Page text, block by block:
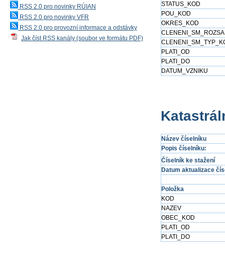
RSS 2.0 pro novinky RÚIAN
RSS 2.0 pro novinky VFR
RSS 2.0 pro provozní informace a odstávky
Jak číst RSS kanály (soubor ve formátu PDF)
STATUS_KOD
POU_KOD
OKRES_KOD
PLATI_OD
PLATI_DO
DATUM_VZNIKU
Název číselníku
Popis číselníku:
Číselník ke stažení
Datum aktualizace
Položka
KOD
NAZEV
OBEC_KOD
PLATI_OD
PLATI_DO